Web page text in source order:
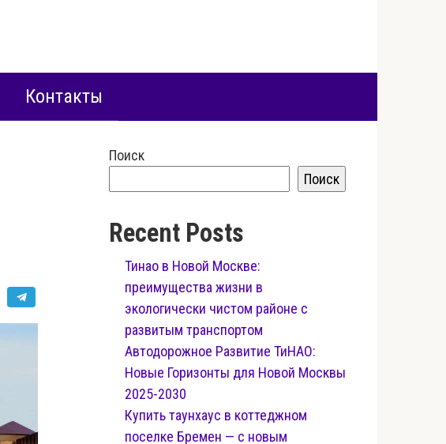
Контакты
Поиск
Поиск
Recent Posts
Тинао в Новой Москве:
преимущества жизни в
экологически чистом районе с
развитым транспортом
Автодорожное Развитие ТиНАО:
Новые Горизонты для Новой Москвы
2025-2030
Купить таунхаус в коттеджном
поселке Бремен — с новым